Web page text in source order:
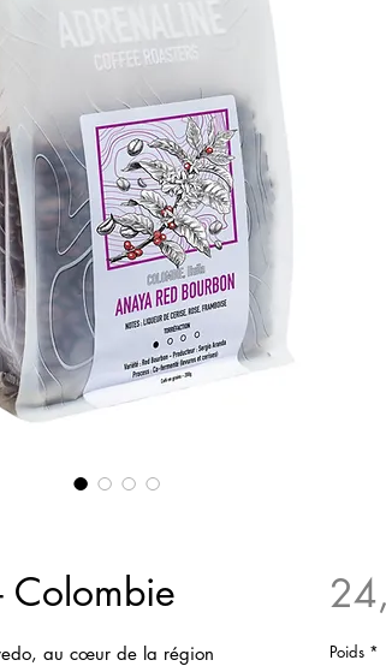
Colombie
au cœur de la région
Poids *